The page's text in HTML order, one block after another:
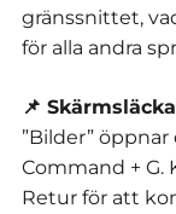
gränssnittet,
för alla andra
📌
”Bilder”
Command + G.
Retur för att